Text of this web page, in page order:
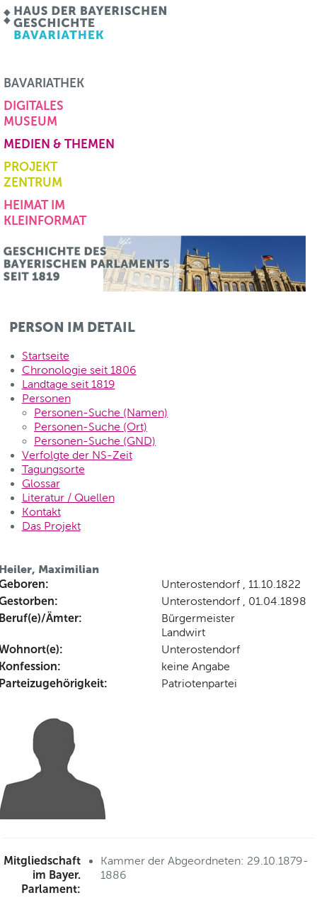
BAVARIATHEK
DIGITALES
MUSEUM
MEDIEN & THEMEN
PROJEKT
ZENTRUM
HEIMAT IM
KLEINFORMAT
PERSON IM DETAIL
Startseite
Chronologie seit 1806
Landtage seit 1819
Personen
Personen-Suche (Namen)
Personen-Suche (Ort)
Personen-Suche (GND)
Verfolgte der NS-Zeit
Tagungsorte
Glossar
Literatur / Quellen
Kontakt
Das Projekt
Maximilian
Unterostendorf , 11.10.1822
Unterostendorf , 01.04.1898
Ämter:
Bürgermeister
Landwirt
Unterostendorf
keine Angabe
Patriotenpartei
Mitgliedschaft
im Bayer.
Parlament:
Kammer der Abgeordneten: 29.10.1879-
1886